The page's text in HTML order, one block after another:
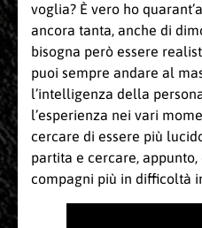
voglia? È vero ho
ancora tanta, anche di
bisogna però essere
puoi sempre andare al
l’intelligenza della
l’esperienza nei vari
cercare di essere più
partita e cercare,
compagni più in difficoltà